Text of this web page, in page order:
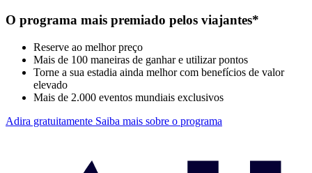
O programa mais premiado pelos viajantes*
Reserve ao melhor preço
Mais de 100 maneiras de ganhar e utilizar pontos
Torne a sua estadia ainda melhor com benefícios de valor
elevado
Mais de 2.000 eventos mundiais exclusivos
Adira gratuitamente Saiba mais sobre o programa